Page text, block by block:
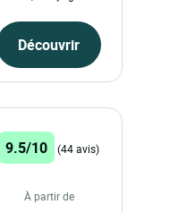
Découvrir
9.5/10 (44 avis)
À partir de